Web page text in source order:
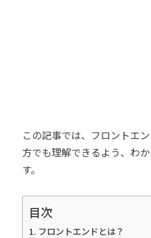
この記事では、フロントエ
方でも理解できるよう、わ
す。
目次
フロントエンドとは？